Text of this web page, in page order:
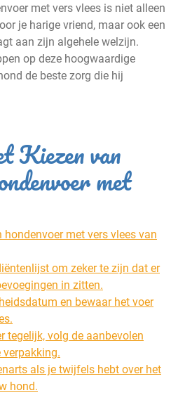
met vers vlees is niet alleen
je harige vriend, maar ook een
aan zijn algehele welzijn.
op deze hoogwaardige
de beste zorg die hij
Kiezen van
met
met vers vlees van
om zeker te zijn dat er
in zitten.
en bewaar het voer
tegelijk, volg de aanbevolen
verpakking.
als je twijfels hebt over het
hond.